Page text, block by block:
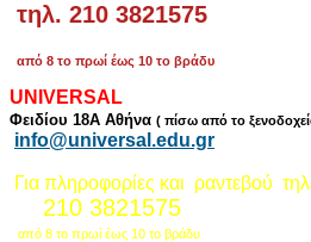
τηλ. 210 3821575
από 8 το πρωί έως 10 το βράδυ
UNIVERSAL
Φειδίου 18Α Αθήνα ( πίσω από το
info@universal.edu.gr
Για πληροφορίες και ραντεβού
210 3821575
από 8 το πρωί έως 10 το βράδυ